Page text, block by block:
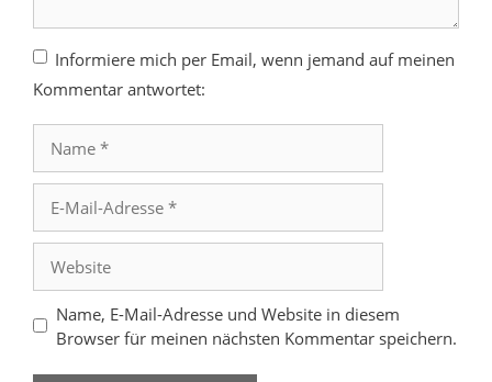
Informiere mich per Email, wenn jemand auf meinen
Kommentar antwortet:
Mail-
Adresse
Name, E-Mail-Adresse und Website in diesem
Browser für meinen nächsten Kommentar speichern.